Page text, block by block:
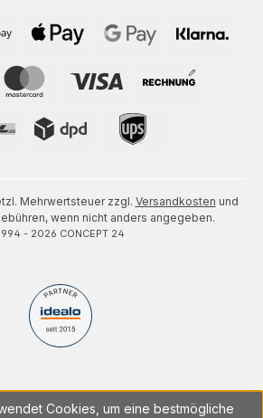
Mehrwertsteuer zzgl. Versandkosten und
wenn nicht anders angegeben.
- 2026 CONCEPT 24
Cookies, um eine bestmögliche